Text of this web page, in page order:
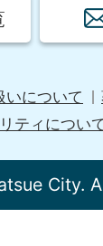
いについて
ティについ
City.